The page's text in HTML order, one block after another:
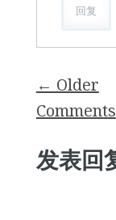
回复
← Older
Comments
发表回